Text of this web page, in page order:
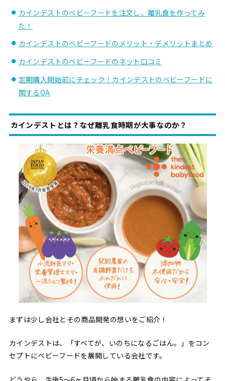
カインデストのベビーフードを注文し、離乳食を作ってみ
た！
カインデストのベビーフードのメリット・デメリットまとめ
カインデストのベビーフードのネット口コミ
定期購入開始前にチェック！カインデストのベビーフードに
関するQA
カインデストとは？なぜ離乳食時期が大事なのか？
まずは少し会社とその商品開発の想いをご紹介！
カインデストは、「すべてが、いのちになるごはん。」をコン
セプトにベビーフードを展開している会社です。